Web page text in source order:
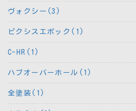
ヴォクシー(3)
ピクシスエポック(1)
C-HR(1)
ハブオーバーホール(1)
全塗装(1)